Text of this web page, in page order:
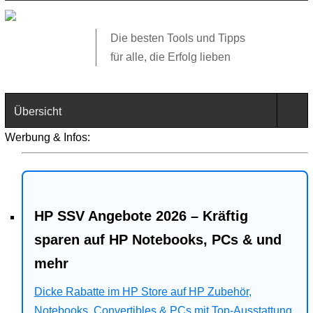
Die besten Tools und Tipps
für alle, die Erfolg lieben
Übersicht
Web
Business
Angebote
Werbung & Infos:
HP SSV Angebote 2026 – Kräftig
sparen auf HP Notebooks, PCs & und
mehr
Dicke Rabatte im HP Store auf HP Zubehör,
Notebooks, Convertibles & PCs mit Top-Ausstattung.